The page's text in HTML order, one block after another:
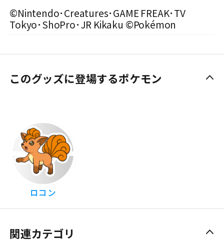
©Nintendo･Creatures･GAME FREAK･TV
Tokyo･ShoPro･JR Kikaku ©Pokémon
このグッズに登場するポケモン
ロコン
関連カテゴリ